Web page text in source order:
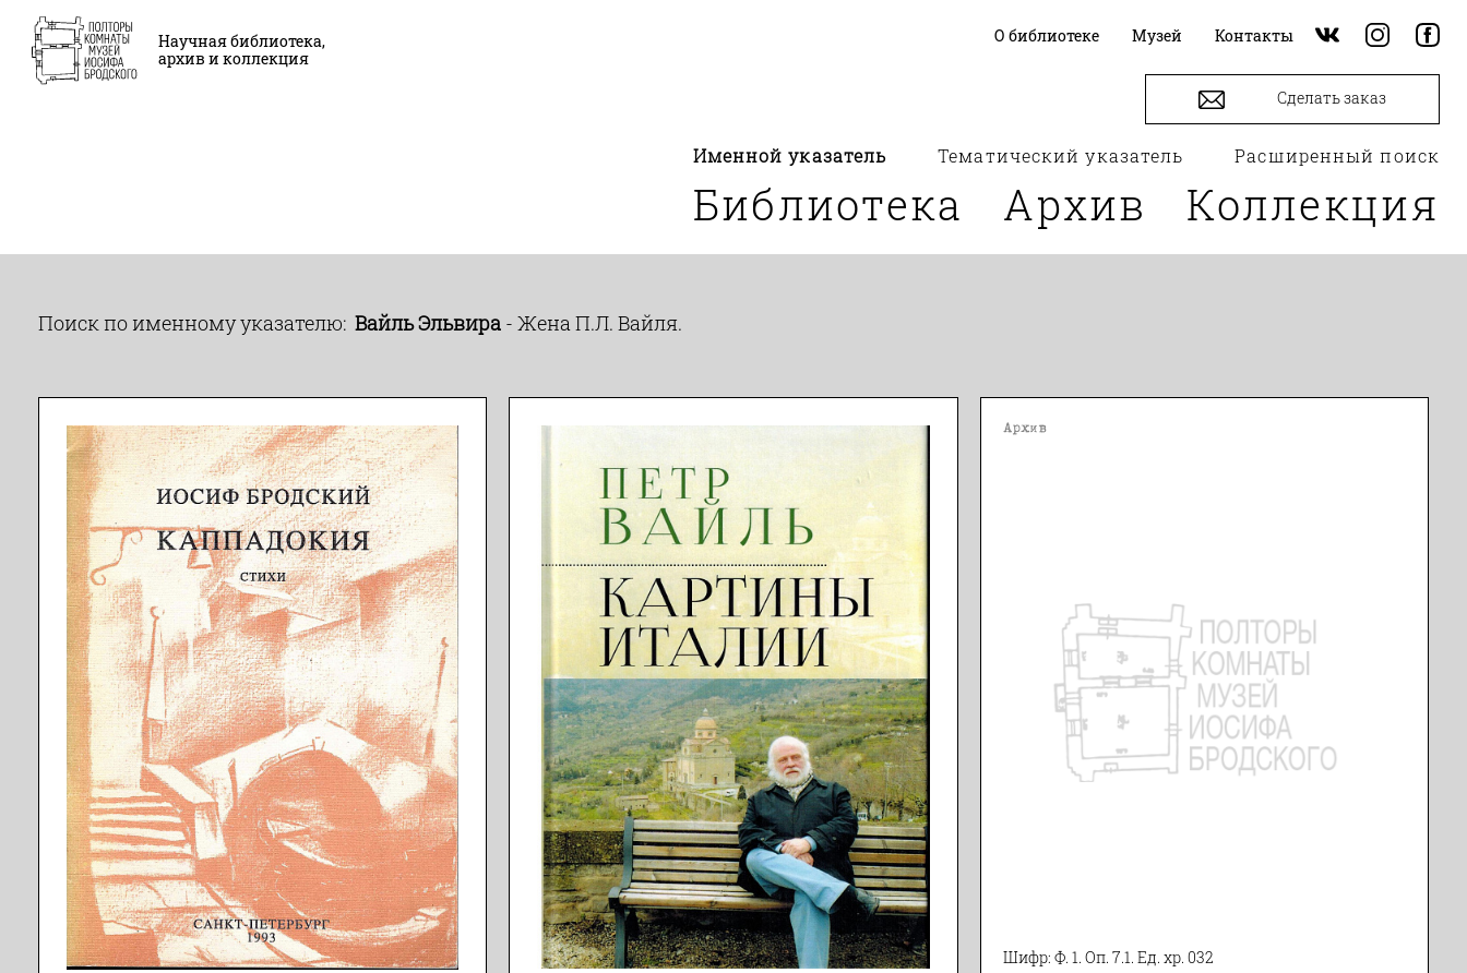
Научная библиотека,
архив и коллекция
О библиотеке Музей Контакты
Именной указатель Тематический указатель Расширенный поиск
Сделать заказ
Библиотека Архив Коллекция
Поиск по именному указателю: Вайль Эльвира - Жена П.Л. Вайля.
Архив
Шифр: Ф. 1. Оп. 7.1. Ед. хр. 032